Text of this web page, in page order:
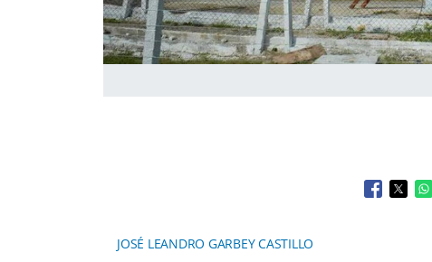
Opens
JOSÉ LEANDRO GARBEY CASTILLO